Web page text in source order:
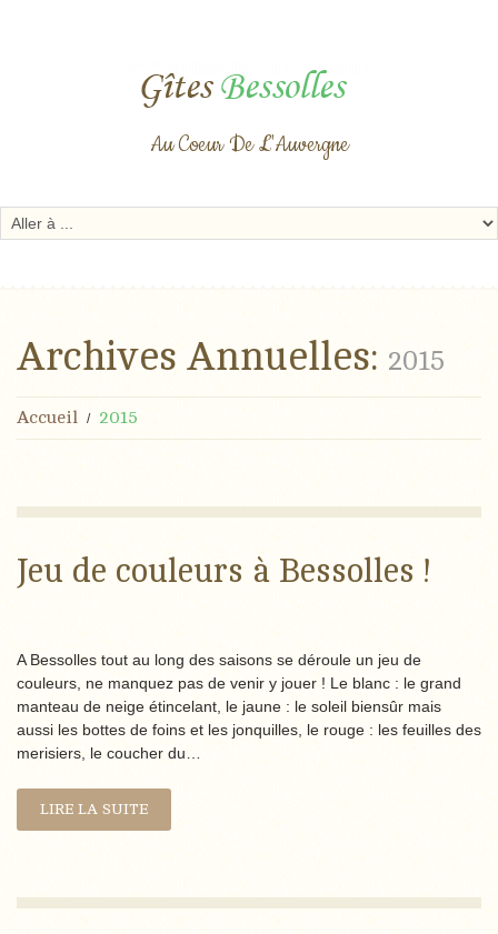
Au Coeur De L'Auvergne
Archives Annuelles: 2015
Accueil 2015
Jeu de couleurs à Bessolles !
A Bessolles tout au long des saisons se déroule un jeu de
couleurs, ne manquez pas de venir y jouer ! Le blanc : le grand
manteau de neige étincelant, le jaune : le soleil biensûr mais
aussi les bottes de foins et les jonquilles, le rouge : les feuilles des
merisiers, le coucher du…
LIRE LA SUITE